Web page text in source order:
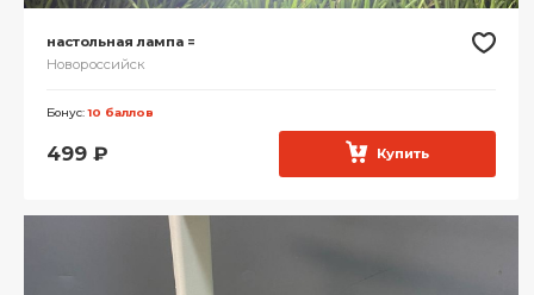
настольная лампа =
Новороссийск
Бонус:10 баллов
499 ₽ Купить